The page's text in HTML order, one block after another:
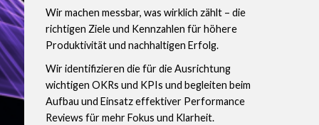
Wir machen messbar, was wirklich zählt – die
richtigen Ziele und Kennzahlen für höhere
Produktivität und nachhaltigen Erfolg.
Wir identifizieren die für die Ausrichtung
wichtigen OKRs und KPIs und begleiten beim
Aufbau und Einsatz effektiver Performance
Reviews für mehr Fokus und Klarheit.